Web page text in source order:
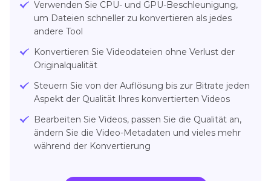
Verwenden Sie CPU- und GPU-Beschleunigung,
um Dateien schneller zu konvertieren als jedes
andere Tool
Konvertieren Sie Videodateien ohne Verlust der
Originalqualität
Steuern Sie von der Auflösung bis zur Bitrate jeden
Aspekt der Qualität Ihres konvertierten Videos
Bearbeiten Sie Videos, passen Sie die Qualität an,
ändern Sie die Video-Metadaten und vieles mehr
während der Konvertierung